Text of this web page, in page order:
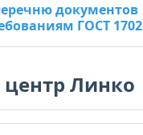
документов
ГОСТ
Линко